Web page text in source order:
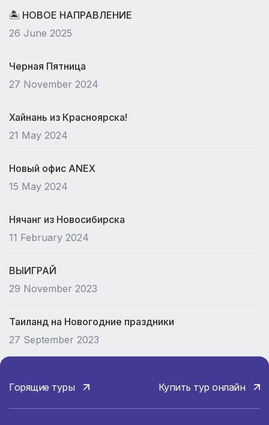
🏝 НОВОЕ НАПРАВЛЕНИЕ
26 June 2025
Черная Пятница
27 November 2024
Хайнань из Красноярска!
21 May 2024
Новый офис ANEX
15 May 2024
Нячанг из Новосибирска
11 February 2024
ВЫИГРАЙ
29 November 2023
Таиланд на Новогодние праздники
27 September 2023
Горящие туры Купить тур онлайн